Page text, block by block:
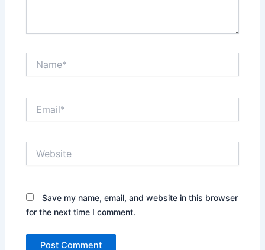
Save my name, email, and website in this browser
for the next time I comment.